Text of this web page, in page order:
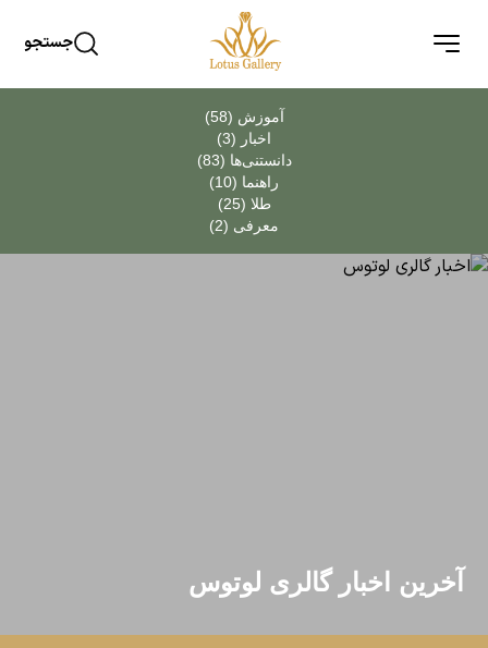
جستجو
آموزش (58)
اخبار (3)
دانستنی‌ها (83)
راهنما (10)
طلا (25)
معرفی (2)
آخرین اخبار گالری لوتوس